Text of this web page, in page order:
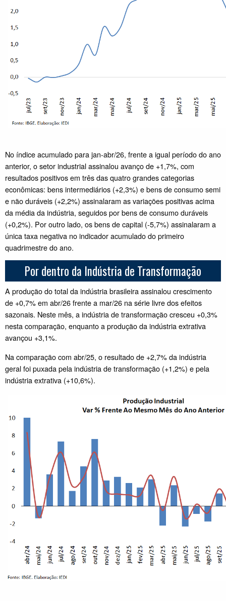
No índice acumulado para jan-abr/26, frente a igual período do ano
anterior, o setor industrial assinalou avanço de +1,7%, com
resultados positivos em três das quatro grandes categorias
econômicas: bens intermediários (+2,3%) e bens de consumo semi
e não duráveis (+2,2%) assinalaram as variações positivas acima
da média da indústria, seguidos por bens de consumo duráveis
(+0,2%). Por outro lado, os bens de capital (-5,7%) assinalaram a
única taxa negativa no indicador acumulado do primeiro
quadrimestre do ano.
Por dentro da Indústria de Transformação
A produção do total da indústria brasileira assinalou crescimento
de +0,7% em abr/26 frente a mar/26 na série livre dos efeitos
sazonais. Neste mês, a indústria de transformação cresceu +0,3%
nesta comparação, enquanto a produção da indústria extrativa
avançou +3,1%.
Na comparação com abr/25, o resultado de +2,7% da indústria
geral foi puxada pela indústria de transformação (+1,2%) e pela
indústria extrativa (+10,6%).